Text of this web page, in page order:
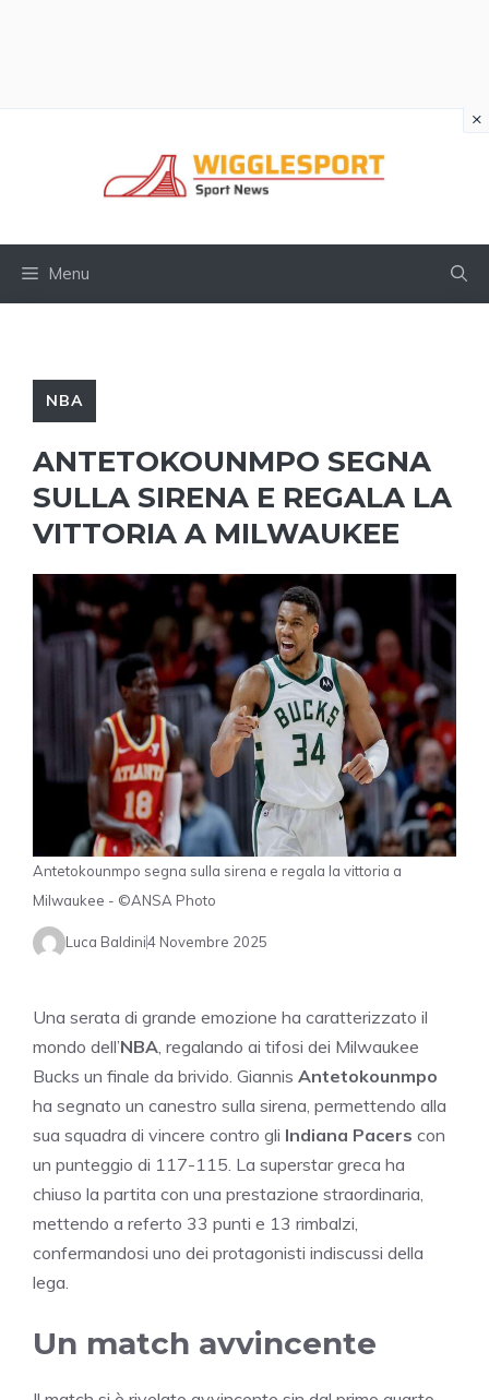
Menu
NBA
ANTETOKOUNMPO SEGNA
SULLA SIRENA E REGALA LA
VITTORIA A MILWAUKEE
Antetokounmpo segna sulla sirena e regala la vittoria a
Milwaukee - ©ANSA Photo
Luca Baldini4 Novembre 2025
Una serata di grande emozione ha caratterizzato il
mondo dell’NBA , regalando ai tifosi dei Milwaukee
Bucks un finale da brivido. Giannis Antetokounmpo
ha segnato un canestro sulla sirena, permettendo alla
sua squadra di vincere contro gli Indiana Pacers con
un punteggio di 117-115. La superstar greca ha
chiuso la partita con una prestazione straordinaria,
mettendo a referto 33 punti e 13 rimbalzi,
confermandosi uno dei protagonisti indiscussi della
lega.
Un match avvincente
×